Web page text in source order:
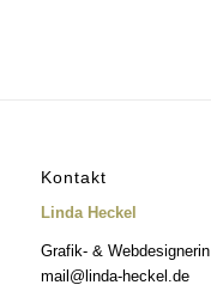
Kontakt
Linda Heckel
Grafik- & Webdesignerin
mail@linda-heckel.de